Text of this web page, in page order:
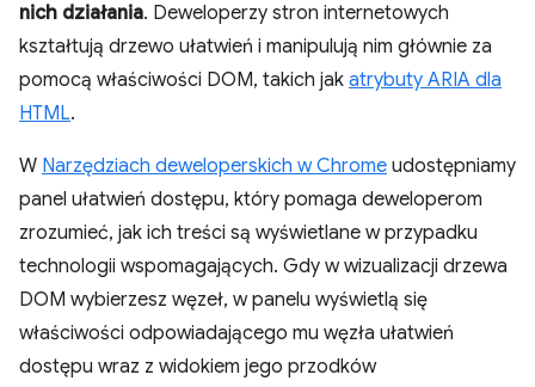
nich działania. Deweloperzy stron internetowych
kształtują drzewo ułatwień i manipulują nim głównie za
pomocą właściwości DOM, takich jak atrybuty ARIA dla
HTML.
W Narzędziach deweloperskich w Chrome udostępniamy
panel ułatwień dostępu, który pomaga deweloperom
zrozumieć, jak ich treści są wyświetlane w przypadku
technologii wspomagających. Gdy w wizualizacji drzewa
DOM wybierzesz węzeł, w panelu wyświetlą się
właściwości odpowiadającego mu węzła ułatwień
dostępu wraz z widokiem jego przodków